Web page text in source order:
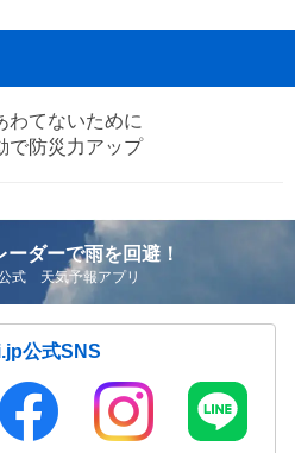
わてないために
で防災力アップ
ーダーで雨を回避！
式 天気予報アプリ
公式SNS